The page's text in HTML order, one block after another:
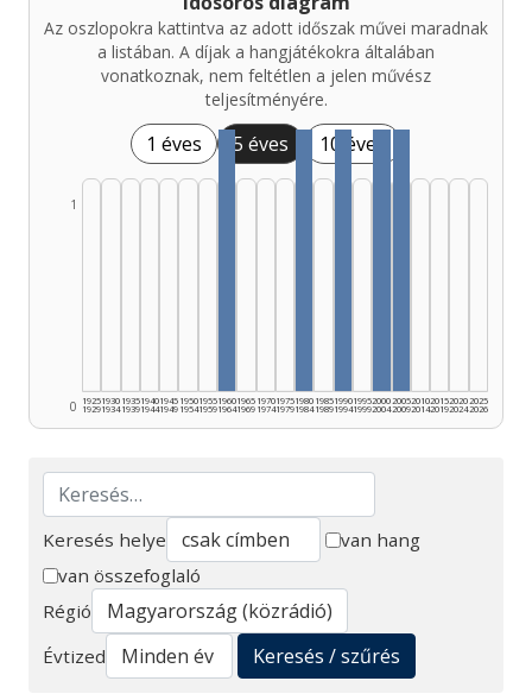
Az oszlopokra kattintva az adott időszak művei maradnak
a listában. A díjak a hangjátékokra általában
vonatkoznak, nem feltétlen a jelen művész
teljesítményére.
1 éves 5 éves 10 éves
0
1
1925
1929
1930
1934
1935
1939
1940
1944
1945
1949
1950
1954
1955
1959
1960
1964
1965
1969
1970
1974
1975
1979
1980
1984
1985
1989
1990
1994
1995
1999
2000
2004
2005
2009
2010
2014
2015
2019
2020
2024
2025
2026
Keresés
Keresés helye
van hang
van összefoglaló
Régió
Évtized
Keresés / szűrés